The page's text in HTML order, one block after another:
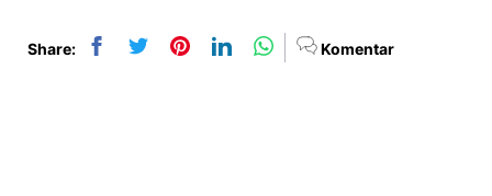
Share: Komentar